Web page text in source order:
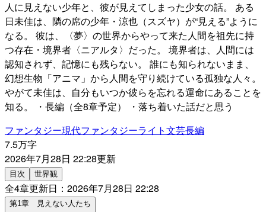
人に見えない少年と、彼が見えてしまった少女の話。 ある
日未佳は、隣の席の少年・涼也（スズヤ）が“見える”ように
なる。 彼は、〈夢〉の世界からやって来た人間を祖先に持
つ存在・境界者〈ニアルタ〉だった。 境界者は、人間には
認知されず、記憶にも残らない。 誰にも知られないまま、
幻想生物「アニマ」から人間を守り続けている孤独な人々。
やがて未佳は、自分もいつか彼らを忘れる運命にあることを
知る。 ・長編（全8章予定） ・落ち着いた話だと思う
ファンタジー現代ファンタジーライト文芸長編
7.5万字
2026年7月28日 22:28更新
目次 世界観
全4章更新日： 2026年7月28日 22:28
第1章 見えない人たち